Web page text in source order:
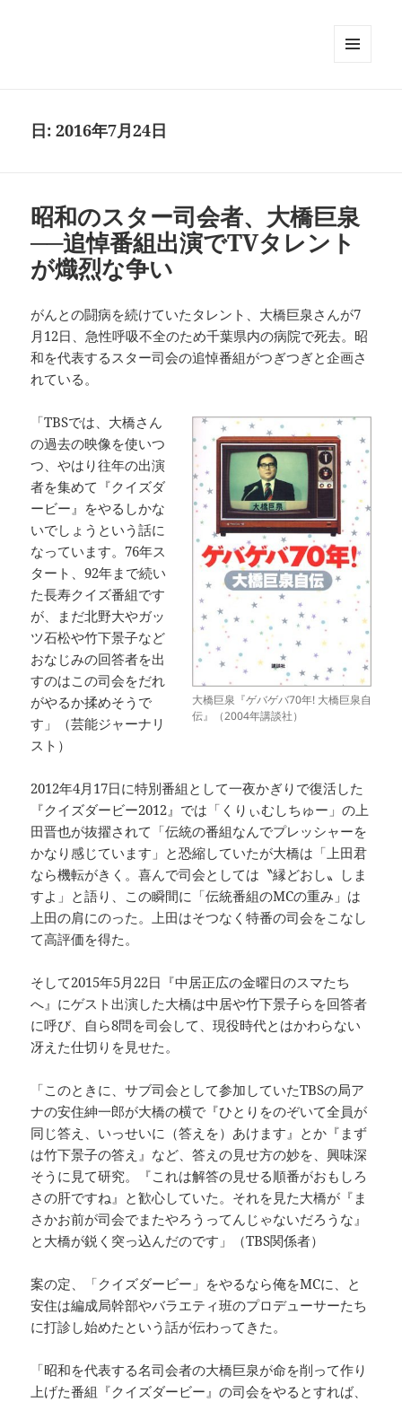
日:2016年7月24日
昭和のスター司会者、大橋巨泉
──追悼番組出演でTVタレント
が熾烈な争い
がんとの闘病を続けていたタレント、大橋巨泉さんが7
月12日、急性呼吸不全のため千葉県内の病院で死去。昭
和を代表するスター司会の追悼番組がつぎつぎと企画さ
れている。
大橋巨泉『ゲバゲバ70年! 大橋巨泉自
伝』（2004年講談社）
「TBSでは、大橋さん
の過去の映像を使いつ
つ、やはり往年の出演
者を集めて『クイズダ
ービー』をやるしかな
いでしょうという話に
なっています。76年ス
タート、92年まで続い
た長寿クイズ番組です
が、まだ北野大やガッ
ツ石松や竹下景子など
おなじみの回答者を出
すのはこの司会をだれ
がやるか揉めそうで
す」（芸能ジャーナリ
スト）
2012年4月17日に特別番組として一夜かぎりで復活した
『クイズダービー2012』では「くりぃむしちゅー」の上
田晋也が抜擢されて「伝統の番組なんでプレッシャーを
かなり感じています」と恐縮していたが大橋は「上田君
なら機転がきく。喜んで司会としては〝縁どおし〟しま
すよ」と語り、この瞬間に「伝統番組のMCの重み」は
上田の肩にのった。上田はそつなく特番の司会をこなし
て高評価を得た。
そして2015年5月22日『中居正広の金曜日のスマたち
へ』にゲスト出演した大橋は中居や竹下景子らを回答者
に呼び、自ら8問を司会して、現役時代とはかわらない
冴えた仕切りを見せた。
「このときに、サブ司会として参加していたTBSの局ア
ナの安住紳一郎が大橋の横で『ひとりをのぞいて全員が
同じ答え、いっせいに（答えを）あけます』とか『まず
は竹下景子の答え』など、答えの見せ方の妙を、興味深
そうに見て研究。『これは解答の見せる順番がおもしろ
さの肝ですね』と歓心していた。それを見た大橋が『ま
さかお前が司会でまたやろうってんじゃないだろうな』
と大橋が鋭く突っ込んだのです」（TBS関係者）
案の定、「クイズダービー」をやるなら俺をMCに、と
安住は編成局幹部やバラエティ班のプロデューサーたち
に打診し始めたという話が伝わってきた。
「昭和を代表する名司会者の大橋巨泉が命を削って作り
上げた番組『クイズダービー』の司会をやるとすれば、